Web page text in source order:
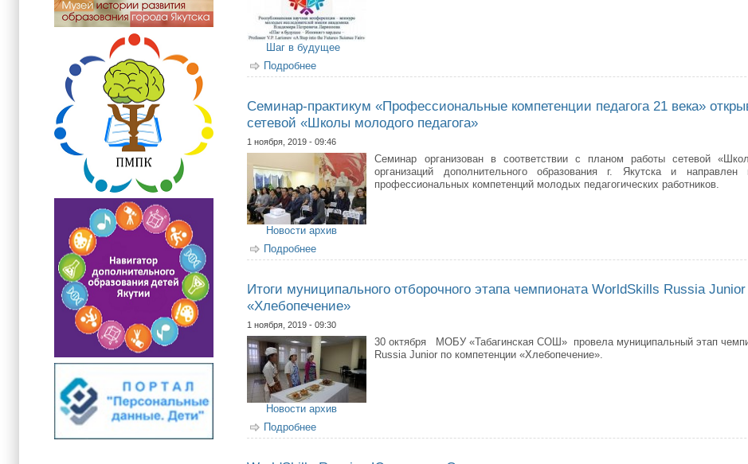
Шаг в будущее
Подробнее
Семинар-практикум «Профессиональные компетенции педагога 21 века»
сетевой «Школы молодого педагога»
1 ноября, 2019 - 09:46
Семинар организован в соответствии с планом работы сетевой
организаций дополнительного образования г. Якутска и
профессиональных компетенций молодых педагогических работников.
Новости архив
Подробнее
Итоги муниципального отборочного этапа чемпионата WorldSkills Russia
«Хлебопечение»
1 ноября, 2019 - 09:30
30 октября МОБУ «Табагинская СОШ» провела муниципальный этап
Russia Junior по компетенции «Хлебопечение».
Новости архив
Подробнее